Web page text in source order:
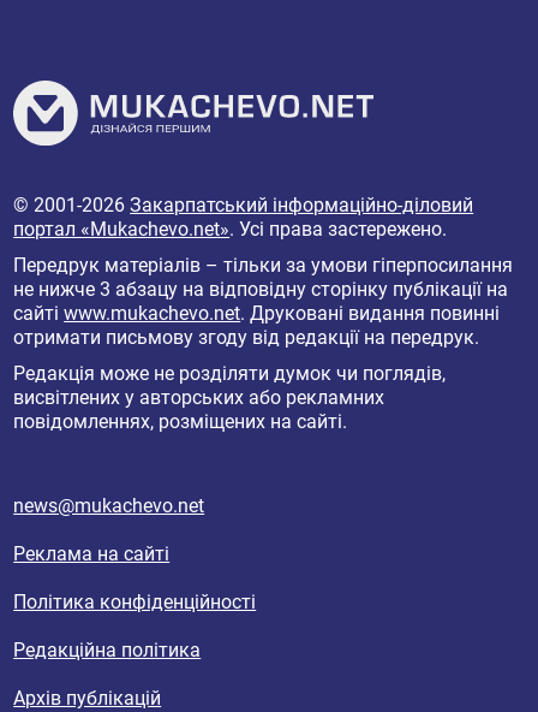
© 2001-2026Закарпатський інформаційно-діловий
портал «Mukachevo.net». Усі права застережено.
Передрук матеріалів – тільки за умови гіперпосилання
не нижче 3 абзацу на відповідну сторінку публікації на
сайтіwww.mukachevo.net. Друковані видання повинні
отримати письмову згоду від редакції на передрук.
Редакція може не розділяти думок чи поглядів,
висвітлених у авторських або рекламних
повідомленнях, розміщених на сайті.
news@mukachevo.net
Реклама на сайті
Політика конфіденційності
Редакційна політика
Архів публікацій